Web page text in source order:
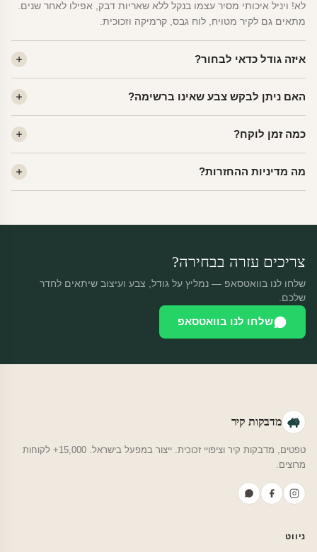
לא! ויניל איכותי מסיר עצמו בנקל ללא שאריות דבק, אפילו לאחר שנים.
מתאים גם לקיר מטויח, לוח גבס, קרמיקה וזכוכית.
איזה גודל כדאי לבחור?
שינה של מבוגרים — L. לפינה קטנה — S.
האם ניתן לבקש צבע שאינו ברשימה?
הצבעים זמינים ללא תוספת מחיר.
כמה זמן לוקח?
14:00 — יצאו באותו יום.
מה מדיניות ההחזרות?
צריכים עזרה בבחירה?
שלחו לנו בוואטסאפ — נמליץ על גודל, צבע ועיצוב שיתאים לחדר
שלכם.
שלחו לנו בוואטסאפ
מדבקות קיר
טפטים, מדבקות קיר וציפויי זכוכית. ייצור במפעל בישראל. 15,000+ לקוחות
מרוצים.
ניווט